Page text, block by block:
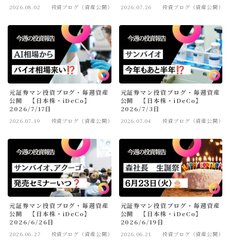
2026.08.02 投資ブログ（資産公開） 2026.07.26 投資ブログ（資産公開）
元証券マン投資ブログ・毎週資産
公開 【日本株・iDeCo】
2026/7/17日
2026.07.19 投資ブログ（資産公開）
元証券マン投資ブログ・毎週資産
公開 【日本株・iDeCo】
2026/7/3日
2026.07.04 投資ブログ（資産公開）
元証券マン投資ブログ・毎週資産
公開 【日本株・iDeCo】
2026/6/26日
2026.06.27 投資ブログ（資産公開）
元証券マン投資ブログ・毎週資産
公開 【日本株・iDeCo】
2026/6/19日
2026.06.21 投資ブログ（資産公開）